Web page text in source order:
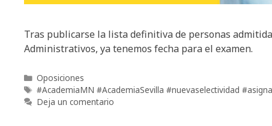
Tras publicarse la lista definitiva de personas
Administrativos, ya tenemos fecha para el examen.
Oposiciones
#AcademiaMN #AcademiaSevilla #nuevaselectividad
Deja un comentario